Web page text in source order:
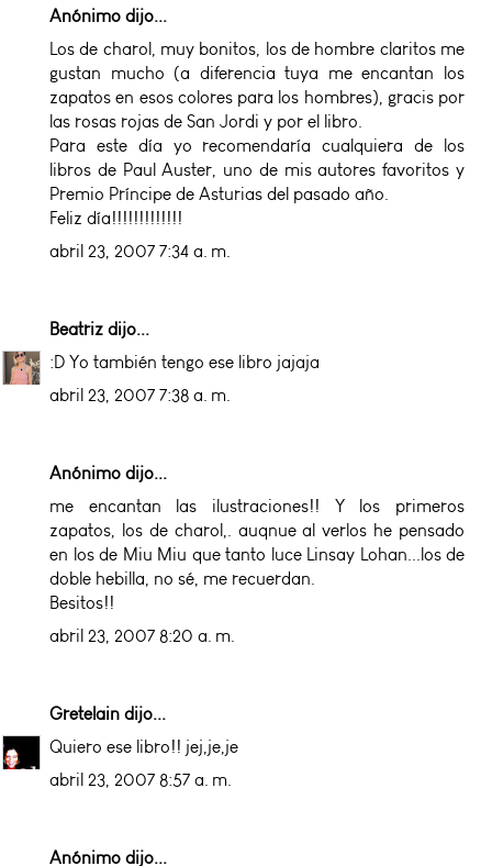
Anónimo dijo...
Los de charol, muy bonitos, los de hombre claritos me
gustan mucho (a diferencia tuya me encantan los
zapatos en esos colores para los hombres), gracis por
las rosas rojas de San Jordi y por el libro.
Para este día yo recomendaría cualquiera de los
libros de Paul Auster, uno de mis autores favoritos y
Premio Príncipe de Asturias del pasado año.
Feliz día!!!!!!!!!!!!!
abril 23, 2007 7:34 a. m.
Beatriz dijo...
:D Yo también tengo ese libro jajaja
abril 23, 2007 7:38 a. m.
Anónimo dijo...
me encantan las ilustraciones!! Y los primeros
zapatos, los de charol,. auqnue al verlos he pensado
en los de Miu Miu que tanto luce Linsay Lohan...los de
doble hebilla, no sé, me recuerdan.
Besitos!!
abril 23, 2007 8:20 a. m.
Gretelain dijo...
Quiero ese libro!! jej,je,je
abril 23, 2007 8:57 a. m.
Anónimo dijo...